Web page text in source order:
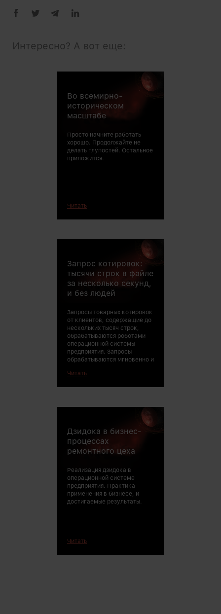
Интересно? А вот еще:
Во всемирно-
историческом
масштабе
Просто начните работать
хорошо. Продолжайте не
делать глупостей. Остальное
приложится.
Читать
Запрос котировок:
тысячи строк в файле
за несколько секунд,
и без людей
Запросы товарных котировок
от клиентов, содержащие до
нескольких тысяч строк,
обрабатываются роботами
операционной системы
предприятия. Запросы
обрабатываются мгновенно и
Читать
Дзидока в бизнес-
процессах
ремонтного цеха
Реализация дзидока в
операционной системе
предприятия. Практика
применения в бизнесе, и
достигаемые результаты.
Читать